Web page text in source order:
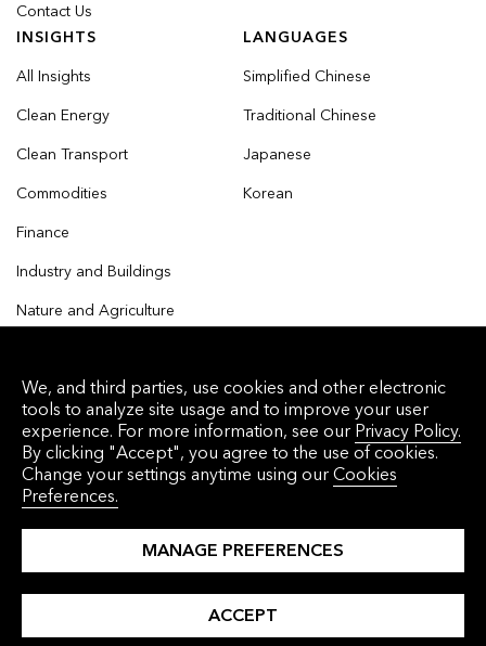
Contact Us
INSIGHTS
All Insights
Clean Energy
Clean Transport
Commodities
Finance
Industry and Buildings
Nature and Agriculture
LANGUAGES
Simplified Chinese
Traditional Chinese
Japanese
Korean
© 2026 Bloomberg Finance L.P. All rights reserved.
Privacy Policy Terms of Service Disclaimer
Cookie Preferences
We, and third parties, use cookies and other electronic
tools to analyze site usage and to improve your user
experience. For more information, see our Privacy Policy.
By clicking "Accept", you agree to the use of cookies.
Change your settings anytime using ourCookies
Preferences.
MANAGE PREFERENCES
ACCEPT